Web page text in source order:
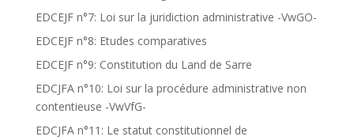
EDCEJF n°7: Loi sur la juridiction administrative -VwGO-
EDCEJF n°8: Etudes comparatives
EDCEJF n°9: Constitution du Land de Sarre
EDCJFA n°10: Loi sur la procédure administrative non
contentieuse -VwVfG-
EDCJFA n°11: Le statut constitutionnel de